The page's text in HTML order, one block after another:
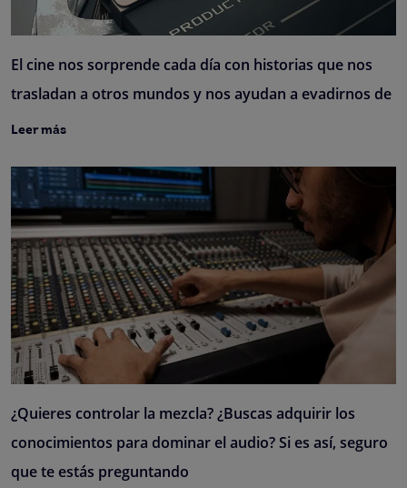
El cine nos sorprende cada día con historias que nos
trasladan a otros mundos y nos ayudan a evadirnos de
Leer más
¿Quieres controlar la mezcla? ¿Buscas adquirir los
conocimientos para dominar el audio? Si es así, seguro
que te estás preguntando